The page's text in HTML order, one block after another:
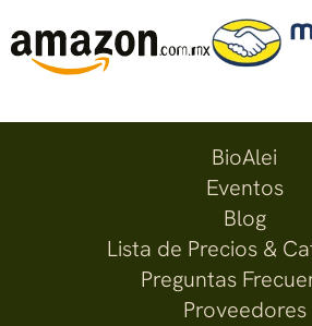
BioAlei
Eventos
Blog
Lista de Precios &
Preguntas
Proveedores